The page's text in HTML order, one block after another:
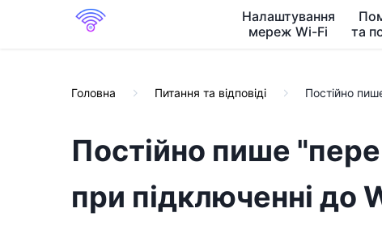
Налаштування
мереж Wi-Fi
та
Головна Питання та відповіді Постійно
Постійно пише
при підключенні до